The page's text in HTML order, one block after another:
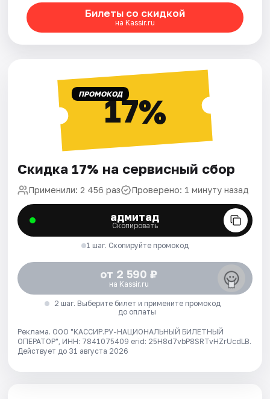
Билеты со скидкой
на Kassir.ru
ПРОМОКОД17%
Скидка 17% на сервисный сбор
Применили: 2 456 раз Проверено: 1 минуту назад
адмитад
Скопировать
1 шаг. Скопируйте промокод
от 2 590 ₽
на Kassir.ru
2 шаг. Выберите билет и примените промокод
до оплаты
Реклама. ООО "КАССИР.РУ-НАЦИОНАЛЬНЫЙ БИЛЕТНЫЙ
ОПЕРАТОР", ИНН: 7841075409 erid: 25H8d7vbP8SRTvHZrUcdLB.
Действует до 31 августа 2026